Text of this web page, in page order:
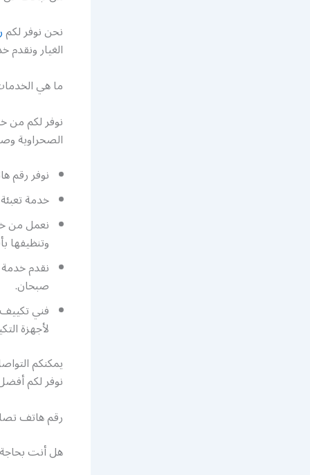
نحن نوفر لكم
الغيار ونقدم
ما هي
نوفر لكم من
الصحراوية
نوفر رقم
خدمة
نعمل من
وتنظيفها
نقدم
صبحان.
فني
لأجهزة
يمكنكم
نوفر لكم
رقم هاتف
هل أنت